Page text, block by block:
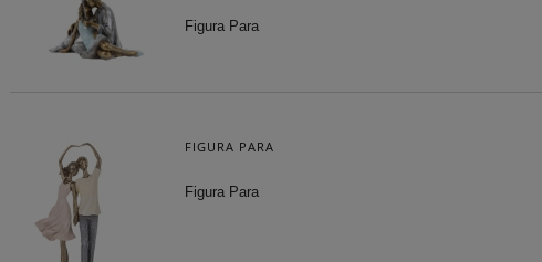
Figura Para
FIGURA PARA
Figura Para